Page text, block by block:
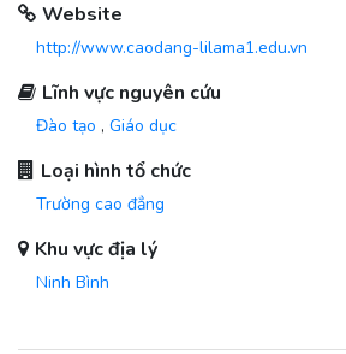
Website
http://www.caodang-lilama1.edu.vn
Lĩnh vực nguyên cứu
Đào tạo , Giáo dục
Loại hình tổ chức
Trường cao đẳng
Khu vực địa lý
Ninh Bình